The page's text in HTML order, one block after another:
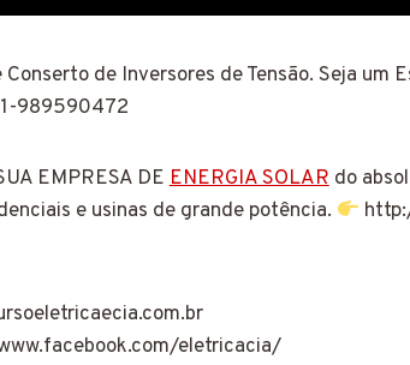
de Inversores de Tensão. Seja um
989590472
EMPRESA DEENERGIA SOLARdo
e usinas de grande potência.
eletricacia/